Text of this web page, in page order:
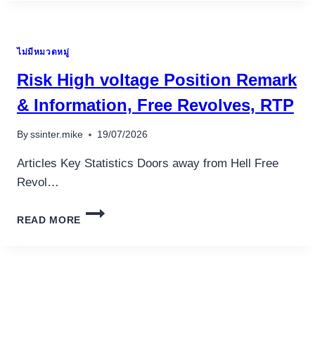
อุปกรณ์เครื่องใช้ภายในครัว
เตาอบไฟฟ้า
หม้อทอดไร้น้ำมัน
เครื่องกดน้ำร้อน
เครื่องปั่นผลไม้
สินค้าตามแบรนด์
ไม่มีหมวดหมู่
Risk High voltage Position Remark
& Information, Free Revolves, RTP
By ssinter.mike 19/07/2026
Articles Key Statistics Doors away from Hell Free
Revol…
READ MORE
RISK